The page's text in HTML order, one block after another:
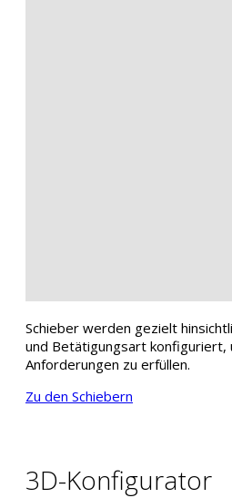
Schieber werden gezielt
und Betätigungsart konfiguriert,
Anforderungen zu erfüllen.
Zu den Schiebern
3D-Konfigurator